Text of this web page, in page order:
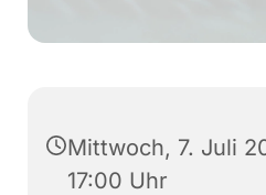
Mittwoch, 7. Juli
17:00 Uhr